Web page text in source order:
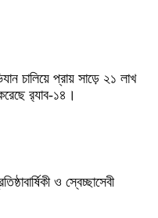
চালিয়ে প্রায় সাড়ে ২১ লাখ
র‌্যাব-১৪।
ও স্বেচ্ছাসেবী